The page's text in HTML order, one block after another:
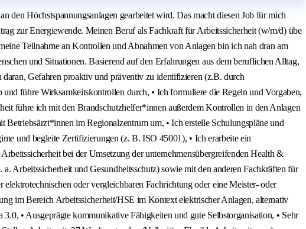
den Höchstspannungsanlagen gearbeitet wird. Das macht diesen Job für mich
zur Energiewende. Meinen Beruf als Fachkraft für Arbeitssicherheit (w/m/d) übe
Teilnahme an Kontrollen und Abnahmen von Anlagen bin ich nah dran am
und Situationen. Basierend auf den Erfahrungen aus dem beruflichen Alltag,
Gefahren proaktiv und präventiv zu identifizieren (z.B. durch
führe Wirksamkeitskontrollen durch, • Ich formuliere die Regeln und Vorgaben,
führe ich mit den Brandschutzhelfer*innen außerdem Kontrollen in den Anlagen
Betriebsärzt*innen im Regionalzentrum um, • Ich erstelle Schulungspläne und
und begleite Zertifizierungen (z. B. ISO 45001), • Ich erarbeite ein
bei der Umsetzung der unternehmensübergreifenden Health &
Arbeitssicherheit und Gesundheitsschutz) sowie mit den anderen Fachkräften für
oder vergleichbaren Fachrichtung oder eine Meister- oder
im Bereich Arbeitssicherheit/HSE im Kontext elektrischer Anlagen, alternativ
• Ausgeprägte kommunikative Fähigkeiten und gute Selbstorganisation, • Sehr